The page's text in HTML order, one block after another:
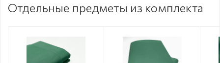
Отдельные предметы из комплекта